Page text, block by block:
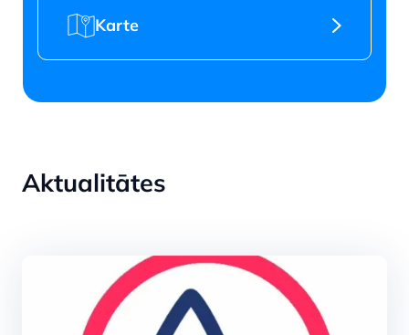
Karte
Aktualitātes